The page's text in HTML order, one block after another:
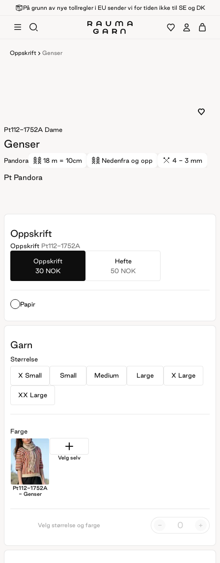
På grunn av nye tollregler i EU sender vi for tiden ikke til SE og DK
Oppskrift Genser
Pt112-1752A Dame
Genser
Pandora 18 m = 10cm Nedenfra og opp 4 - 3 mm
Pt Pandora
Oppskrift
Oppskrift Pt112-1752A
Oppskrift
30 NOK
Hefte
50 NOK
Papir
Garn
Størrelse
X Small Small Medium Large X Large
XX Large
Farge
Pt112-1752A
- Genser
Velg selv
Velg størrelse og farge - +